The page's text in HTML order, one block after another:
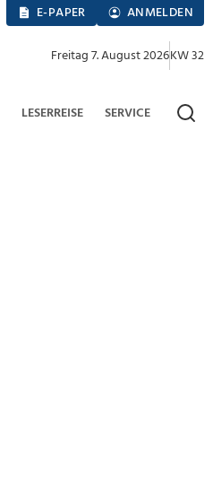
E-PAPER ANMELDEN
Freitag 7. August 2026KW 32
LESERREISE SERVICE